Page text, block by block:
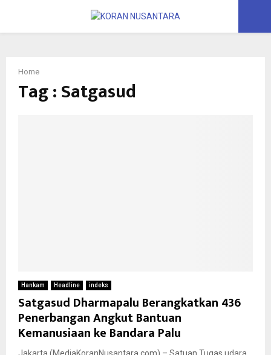
PRIMARY
MENU
Home
Tag : Satgasud
Hankam Headline indeks
Satgasud Dharmapalu Berangkatkan 436
Penerbangan Angkut Bantuan
Kemanusiaan ke Bandara Palu
Jakarta (MediaKoranNusantara.com) – Satuan Tugas udara